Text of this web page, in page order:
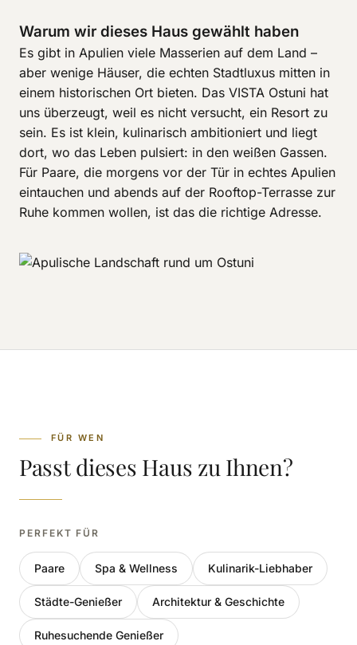
Warum wir dieses Haus gewählt haben
Es gibt in Apulien viele Masserien auf dem Land –
aber wenige Häuser, die echten Stadtluxus mitten in
einem historischen Ort bieten. Das VISTA Ostuni hat
uns überzeugt, weil es nicht versucht, ein Resort zu
sein. Es ist klein, kulinarisch ambitioniert und liegt
dort, wo das Leben pulsiert: in den weißen Gassen.
Für Paare, die morgens vor der Tür in echtes Apulien
eintauchen und abends auf der Rooftop-Terrasse zur
Ruhe kommen wollen, ist das die richtige Adresse.
FÜR WEN
Passt dieses Haus zu Ihnen?
PERFEKT FÜR
Paare Spa & Wellness Kulinarik-Liebhaber
Städte-Genießer Architektur & Geschichte
Ruhesuchende Genießer